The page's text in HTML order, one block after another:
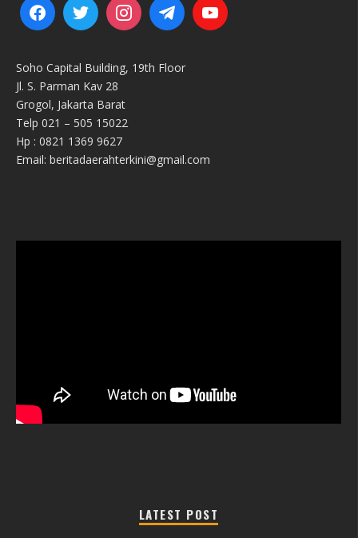
Soho Capital Building, 19th Floor
Jl. S. Parman Kav 28
Grogol, Jakarta Barat
Telp 021 – 505 15022
Hp : 0821 1369 9627
Email: beritadaerahterkini@gmail.com
LATEST POST